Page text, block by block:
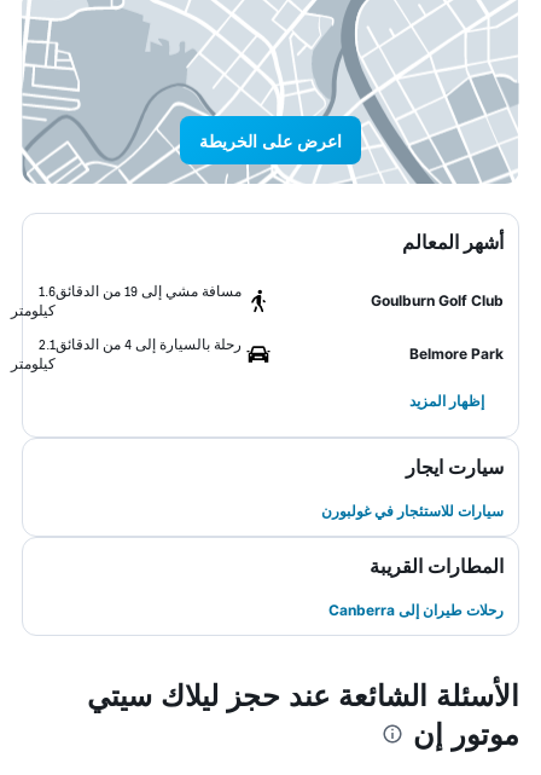
اعرض على الخريطة
أشهر المعالم
Goulburn Golf Club
مسافة مشي إلى 19 من الدقائق
1.6
كيلومتر
Belmore Park
رحلة بالسيارة إلى 4 من الدقائق
2.1
كيلومتر
إظهار المزيد
سيارت ايجار
سيارات للاستئجار في غولبورن
المطارات القريبة
رحلات طيران إلى Canberra
الأسئلة الشائعة عند حجز ليلاك سيتي
موتور إن